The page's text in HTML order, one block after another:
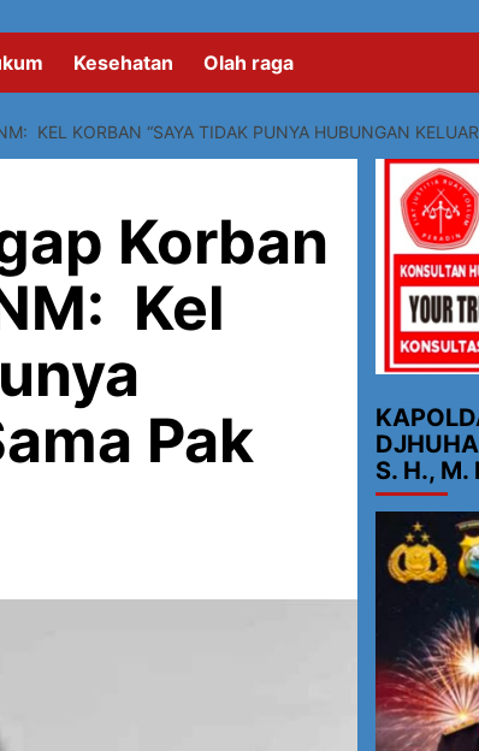
Kesehatan Olah raga
KEL KORBAN “SAYA TIDAK PUNYA HUBUNGAN
Korban
Kel
Pak
S. H., M.